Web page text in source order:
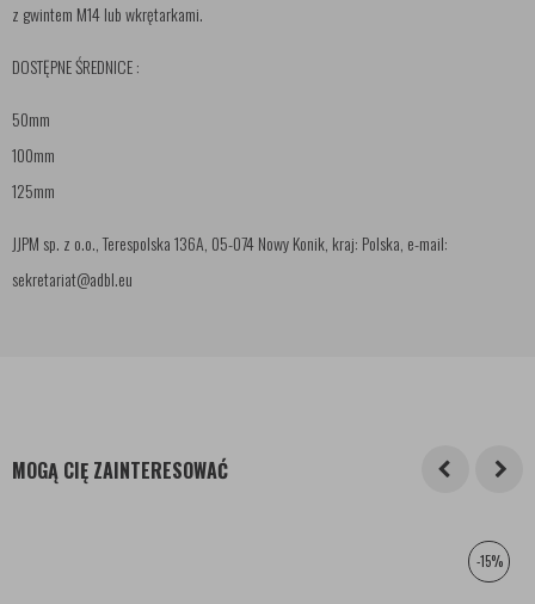
z gwintem M14 lub wkrętarkami.
DOSTĘPNE ŚREDNICE :
50mm
100mm
125mm
JJPM sp. z o.o., Terespolska 136A, 05-074 Nowy Konik, kraj: Polska, e-mail:
sekretariat@adbl.eu
MOGĄ CIĘ ZAINTERESOWAĆ
-15%